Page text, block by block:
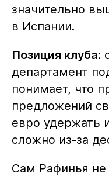
значительно
в Испании.
Позиция клуба:
департамент
понимает, что
предложений
евро удержать
сложно из-за
Сам Рафинья не